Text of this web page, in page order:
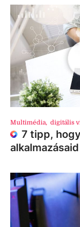
Multimédia, digitális
7 tipp,